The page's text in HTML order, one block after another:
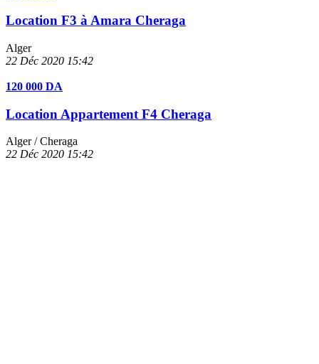
Location F3 à Amara Cheraga
Alger
22 Déc 2020 15:42
120 000 DA
Location Appartement F4 Cheraga
Alger/ Cheraga
22 Déc 2020 15:42